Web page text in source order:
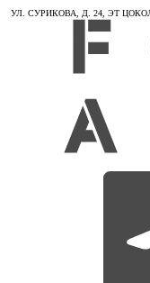
УЛ. СУРИКОВА, Д. 24, ЭТ